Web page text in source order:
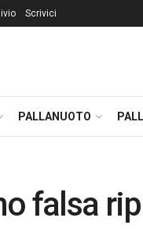
Scrivici
PALLANUOTO
falsa